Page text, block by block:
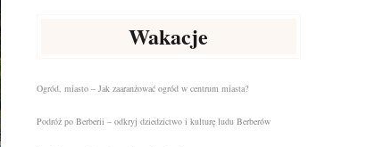
Wakacje
Ogród, miasto – Jak zaaranżować ogród w centrum miasta?
Podróż po Berberii – odkryj dziedzictwo i kulturę ludu Berberów